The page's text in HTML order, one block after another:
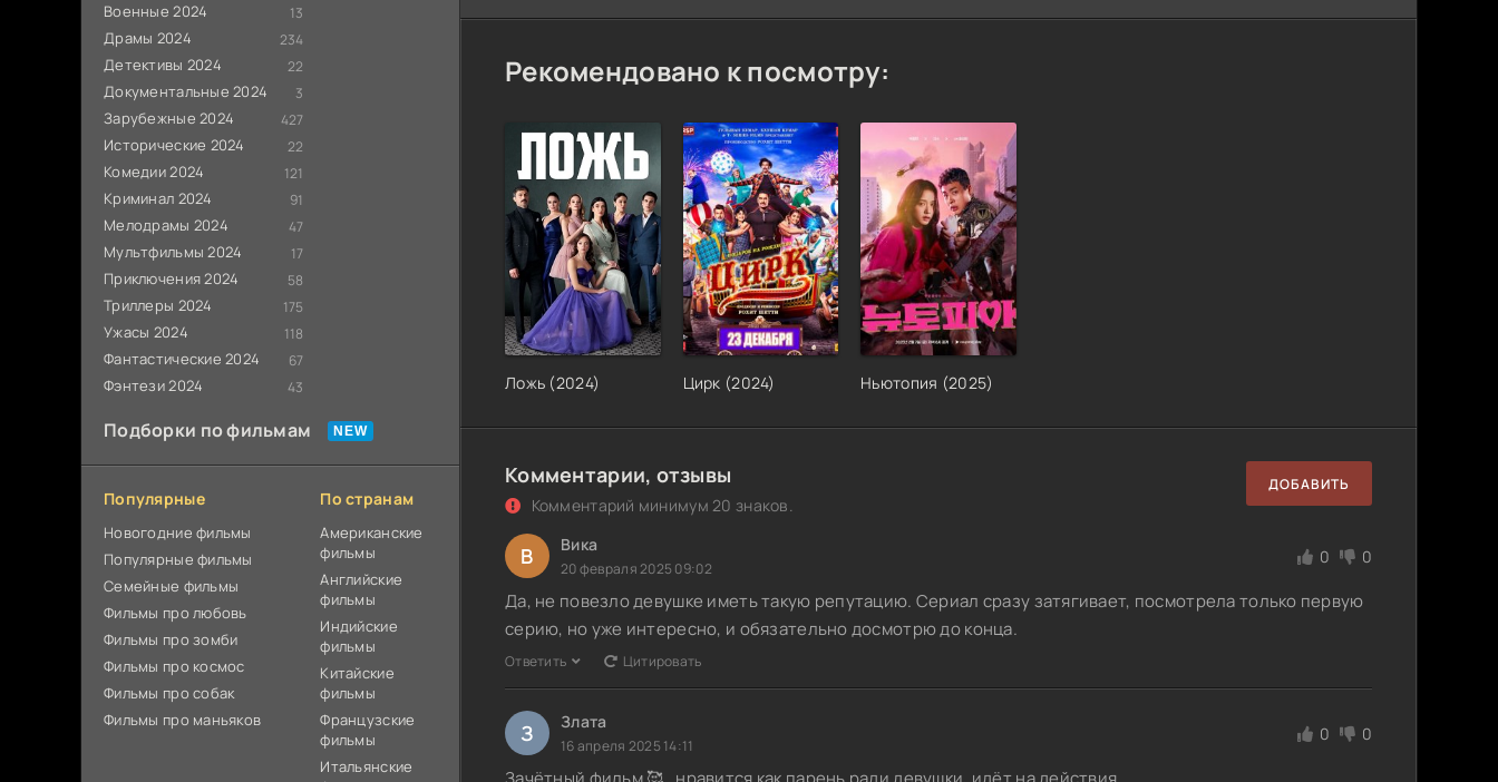
Военные 2024 13
Драмы 2024 234
Детективы 2024 22
Документальные 2024 3
Зарубежные 2024 427
Исторические 2024 22
Комедии 2024 121
Криминал 2024 91
Мелодрамы 2024 47
Мультфильмы 2024 17
Приключения 2024 58
Триллеры 2024 175
Ужасы 2024 118
Фантастические 2024 67
Фэнтези 2024 43
Подборки по фильмам
Популярные
Новогодние фильмы
Популярные фильмы
Cемейные фильмы
Фильмы про любовь
Фильмы про зомби
Фильмы про космос
Фильмы про собак
Фильмы про маньяков
По странам
Американские
фильмы
Английские
фильмы
Индийские
фильмы
Китайские
фильмы
Французские
фильмы
Итальянские
Рекомендовано к посмотру:
Ложь (2024) Цирк (2024) Ньютопия (2025)
Комментарии, отзывы
Комментарий минимум 20 знаков.
ДОБАВИТЬ
В Вика
20 февраля 2025 09:02
0 0
Да, не повезло девушке иметь такую репутацию. Сериал сразу затягивает, посмотрела только первую
серию, но уже интересно, и обязательно досмотрю до конца.
Ответить Цитировать
З Злата
16 апреля 2025 14:11
0 0